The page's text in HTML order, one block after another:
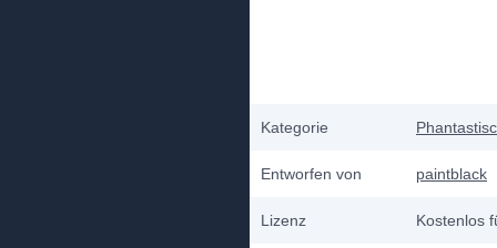
Kategorie
Entworfen von paintblack
Lizenz Kostenlos